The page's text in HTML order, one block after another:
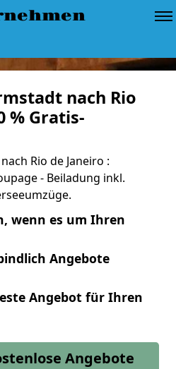
nach Rio
% Gratis-
Rio de Janeiro :
- Beiladung inkl.
wenn es um Ihren
Angebote
Angebot für Ihren
Angebote